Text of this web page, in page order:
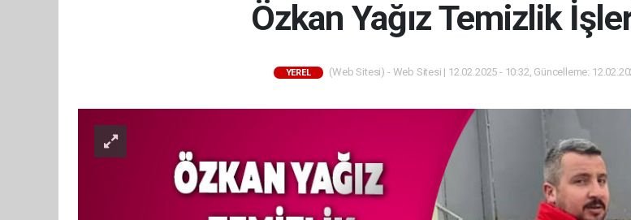
Özkan Yağız Temizlik
YEREL (Web Sitesi) - Web Sitesi | 12.02.2025 - 10:32, Güncelleme: